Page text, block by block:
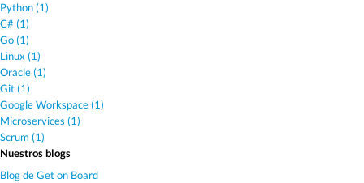
Python (1)
C# (1)
Go (1)
Linux (1)
Oracle (1)
Git (1)
Google Workspace (1)
Microservices (1)
Scrum (1)
Nuestros blogs
Blog de Get on Board